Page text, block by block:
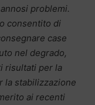
problemi.
consentito di
case
nel degrado,
risultati per la
la stabilizzazione
ai recenti